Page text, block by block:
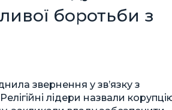
боротьби з
звернення у зв’язку з
лідери назвали